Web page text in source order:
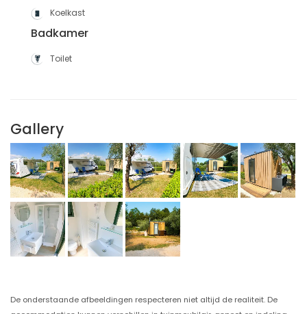
Koelkast
Badkamer
Toilet
Gallery
De onderstaande afbeeldingen respecteren niet altijd de realiteit. De